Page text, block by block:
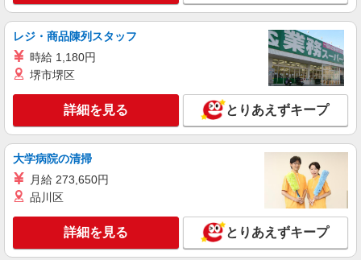
加工・梱包・ピッキング／軽作業（日勤）
時給1300円 ※交通費全額支給（規定あり）
【月収例】20.8万円（20日勤務 ※残業なしの場
キープ 詳細を見る
派遣社員
パーソルファクトリーパートナーズ株式会社
時給1600円 ※交通費全額支給（規定あり）
【月収例】31.5万円（21日勤務＋残業20h＋休出1
日）大阪府堺市美原区木材通
レジ・商品陳列スタッフ
時給 1,180円
堺市堺区
詳細を見る とりあえずキープ
大学病院の清掃
月給 273,650円
品川区
詳細を見る とりあえずキープ